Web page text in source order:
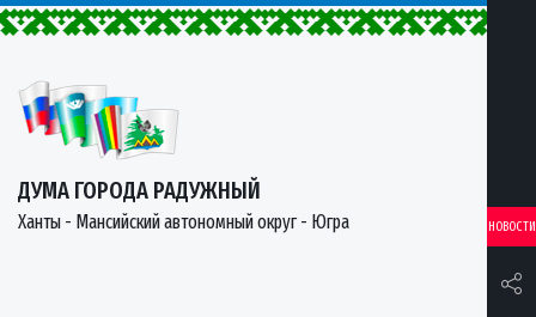
ДУМА ГОРОДА РАДУЖНЫЙ
Ханты - Мансийский автономный округ - Югра НОВОСТИ